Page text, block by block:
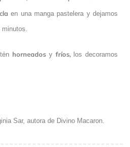
en una manga pastelera y dejamos
horneados y fríos,los decoramos
Sar, autora de Divino Macaron.